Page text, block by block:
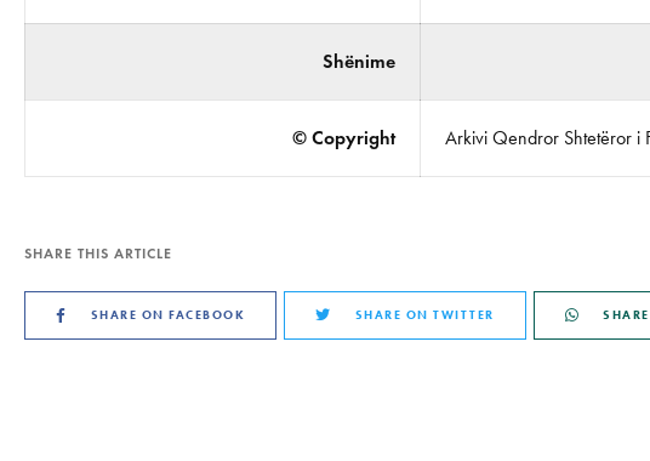
Shënime
© Copyright Arkivi Qendror Shtetëror i
SHARE THIS ARTICLE
SHARE ON FACEBOOK SHARE ON TWITTER